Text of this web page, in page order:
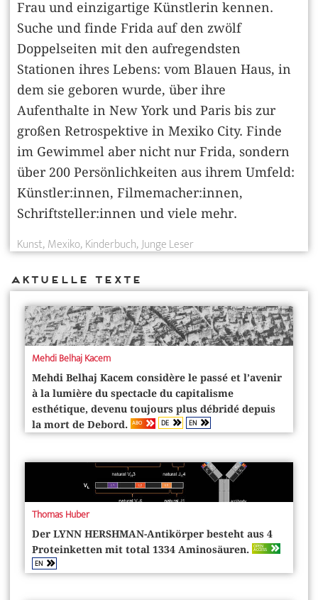
Frau und einzigartige Künstlerin kennen.
Suche und finde Frida auf den zwölf
Doppelseiten mit den aufregendsten
Stationen ihres Lebens: vom Blauen Haus, in
dem sie geboren wurde, über ihre
Aufenthalte in New York und Paris bis zur
großen Retrospektive in Mexiko City. Finde
im Gewimmel aber nicht nur Frida, sondern
über 200 Persönlichkeiten aus ihrem Umfeld:
Künstler:innen, Filmemacher:innen,
Schriftsteller:innen und viele mehr.
Kunst Mexiko Kinderbuch Junge Leser
Aktuelle Texte
Mehdi Belhaj Kacem
Mehdi Belhaj Kacem considère le passé et l’avenir
à la lumière du spectacle du capitalisme
esthétique, devenu toujours plus débridé depuis
la mort de Debord. ABO DE EN
Thomas Huber
Der LYNN HERSHMAN-Antikörper besteht aus 4
Proteinketten mit total 1334 Aminosäuren. OPEN
ACCESS
EN